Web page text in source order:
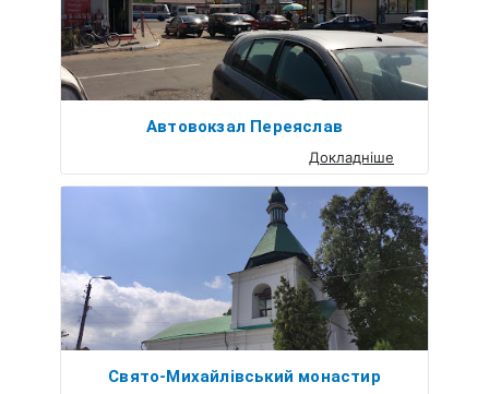
Автовокзал Переяслав
Докладніше
Свято-Михайлівський монастир